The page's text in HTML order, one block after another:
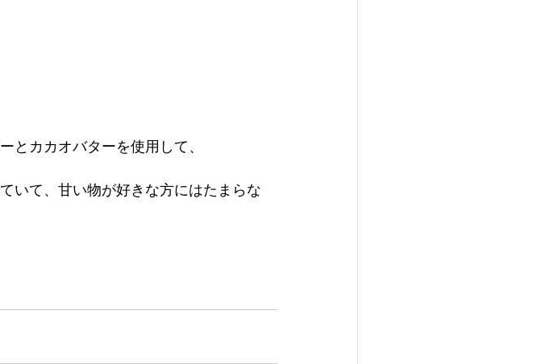
とカカオバターを使用して、
いて、甘い物が好きな方にはたまらな